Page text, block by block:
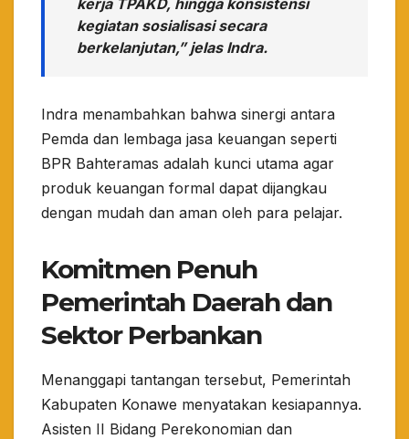
kegiatan sosialisasi secara
berkelanjutan,” jelas Indra.
​Indra menambahkan bahwa sinergi antara
Pemda dan lembaga jasa keuangan seperti
BPR Bahteramas adalah kunci utama agar
produk keuangan formal dapat dijangkau
dengan mudah dan aman oleh para pelajar.
Komitmen Penuh
Pemerintah Daerah dan
Sektor Perbankan
​Menanggapi tantangan tersebut, Pemerintah
Kabupaten Konawe menyatakan kesiapannya.
Asisten II Bidang Perekonomian dan